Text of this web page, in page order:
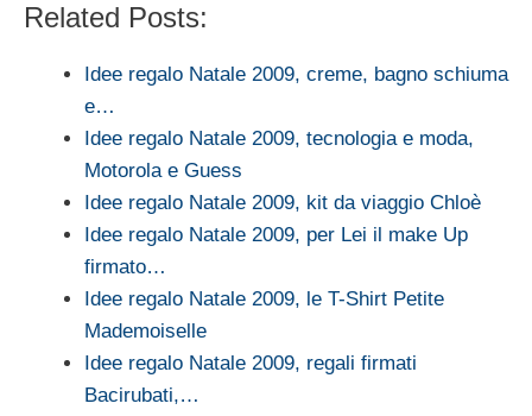
Related Posts:
Idee regalo Natale 2009, creme, bagno schiuma
e…
Idee regalo Natale 2009, tecnologia e moda,
Motorola e Guess
Idee regalo Natale 2009, kit da viaggio Chloè
Idee regalo Natale 2009, per Lei il make Up
firmato…
Idee regalo Natale 2009, le T-Shirt Petite
Mademoiselle
Idee regalo Natale 2009, regali firmati
Bacirubati,…